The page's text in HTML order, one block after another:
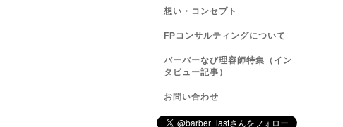
想い・コンセプト
FPコンサルティングについて
バーバーなび理容師特集（イン
タビュー記事）
お問い合わせ